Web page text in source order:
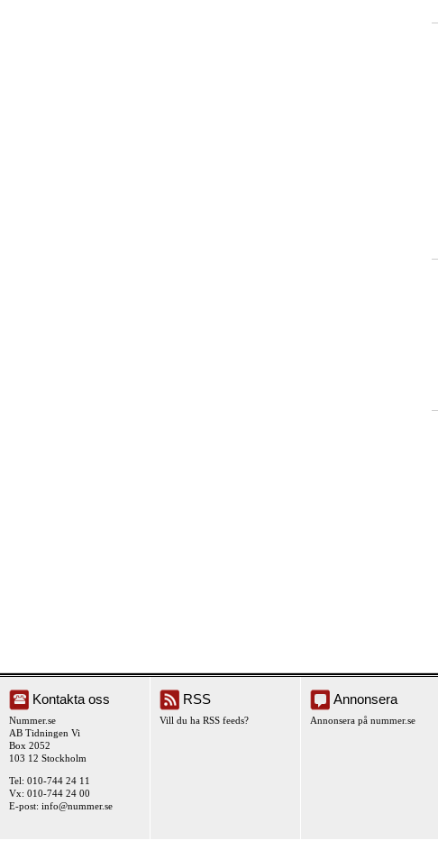
Kontakta oss
Nummer.se
AB Tidningen Vi
Box 2052
103 12 Stockholm
Tel: 010-744 24 11
Vx: 010-744 24 00
E-post: info@nummer.se
RSS
Vill du ha RSS feeds?
Annonsera
Annonsera på nummer.se